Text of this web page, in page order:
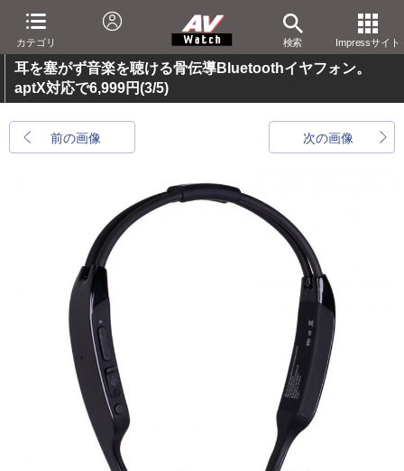
カテゴリ 検索 Impressサイト
耳を塞がず音楽を聴ける骨伝導Bluetoothイヤフォン。
aptX対応で6,999円(3/5)
前の画像 次の画像